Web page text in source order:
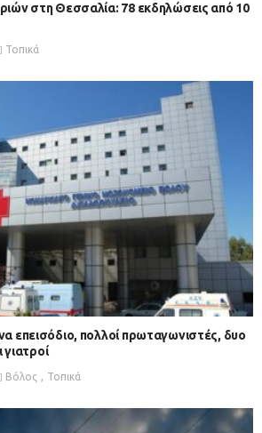
στη Θεσσαλία: 78 εκδηλώσεις από 10
Τοπικά
επεισόδιο, πολλοί πρωταγωνιστές, δυο
γιατροί
Βόλος Τοπικά